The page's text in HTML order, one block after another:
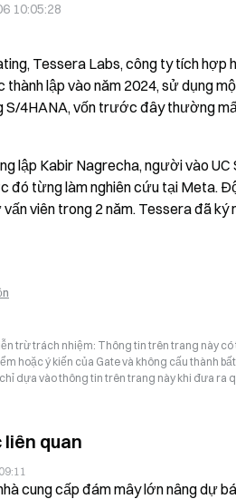
10:05:28
Tessera Labs, công ty tích hợp
thành lập vào năm 2024, sử dụng
S/4HANA, vốn trước đây thường
lập Kabir Nagrecha, người vào UC
đó từng làm nghiên cứu tại Meta.
viên trong 2 năm. Tessera đã ký
trừ trách nhiệm: Thông tin trên trang này
hoặc ý kiến của Gate và không cấu thành
dựa vào thông tin trên trang này khi đưa ra
quan
cung cấp đám mây lớn nâng dự